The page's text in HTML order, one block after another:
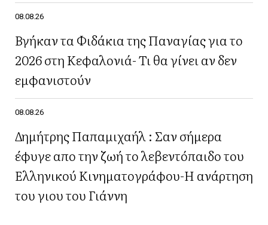
08.08.26
Βγήκαν τα Φιδάκια της Παναγίας για το
2026 στη Κεφαλονιά- Τι θα γίνει αν δεν
εμφανιστούν
08.08.26
Δημήτρης Παπαμιχαήλ : Σαν σήμερα
έφυγε απο την ζωή το λεβεντόπαιδο του
Ελληνικού Κινηματογράφου-Η ανάρτηση
του γιου του Γιάννη